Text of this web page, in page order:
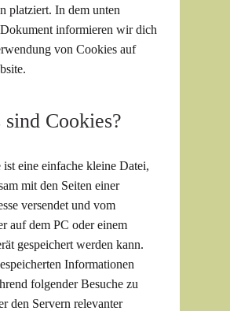
platziert. In dem unten
Dokument informieren wir dich
von Cookies auf
sind Cookies?
eine einfache kleine Datei,
mit den Seiten einer
versendet und vom
auf dem PC oder einem
gespeichert werden kann.
Informationen
folgender Besuche zu
den Servern relevanter